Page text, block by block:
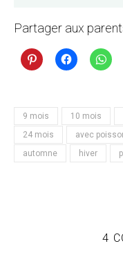
Partager aux
9 mois 10 mois
24 mois
avec
automne
hiver
4